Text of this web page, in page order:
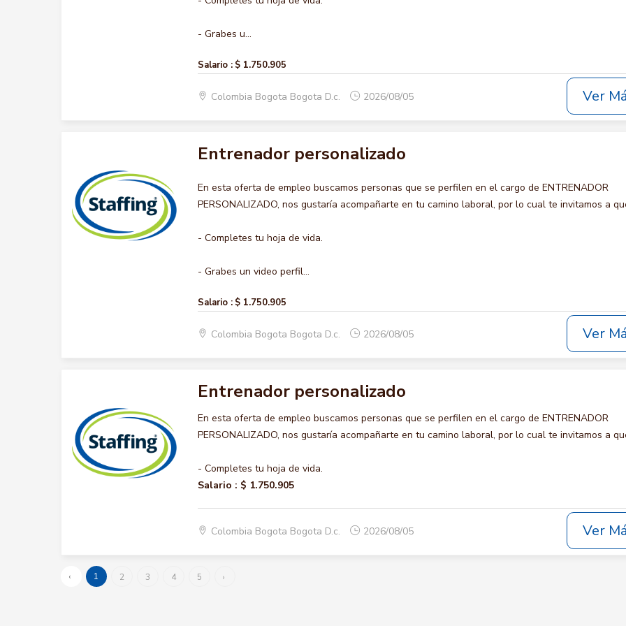
- Grabes u...
Salario : $ 1.750.905
Colombia Bogota Bogota D.c. 2026/08/05 Ver
Entrenador personalizado
En esta oferta de empleo buscamos personas que se perfilen en el cargo de ENTRENADOR
PERSONALIZADO, nos gustaría acompañarte en tu camino laboral, por lo cual te invitamos a
- Completes tu hoja de vida.
- Grabes un video perfil...
Salario : $ 1.750.905
Colombia Bogota Bogota D.c. 2026/08/05 Ver
Entrenador personalizado
En esta oferta de empleo buscamos personas que se perfilen en el cargo de ENTRENADOR
PERSONALIZADO, nos gustaría acompañarte en tu camino laboral, por lo cual te invitamos a
- Completes tu hoja de vida.
Salario : $ 1.750.905
Colombia Bogota Bogota D.c. 2026/08/05 Ver
‹ 1 2 3 4 5 ›